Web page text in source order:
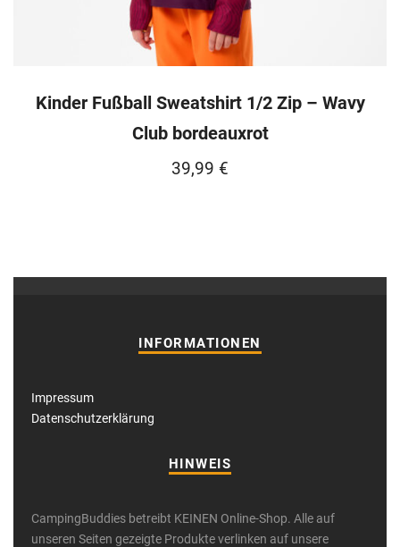
Kinder Fußball Sweatshirt 1/2 Zip – Wavy
Club bordeauxrot
39,99 €
INFORMATIONEN
Impressum
Datenschutzerklärung
HINWEIS
CampingBuddies betreibt KEINEN Online-Shop. Alle auf
unseren Seiten gezeigte Produkte verlinken auf unsere